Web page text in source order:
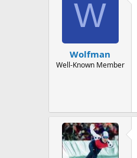
W
Wolfman
Well-Known Member